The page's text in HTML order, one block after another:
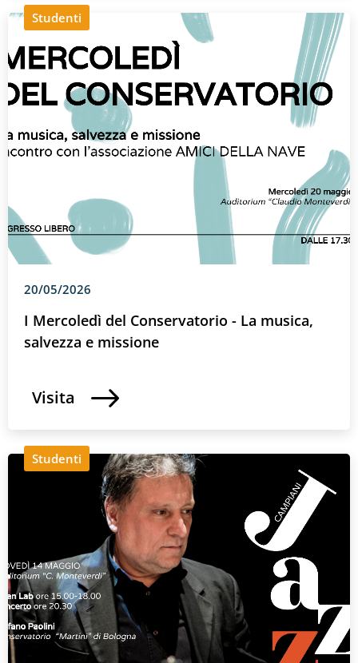
Studenti
20/05/2026
I Mercoledì del Conservatorio - La musica,
salvezza e missione
Visita
Studenti